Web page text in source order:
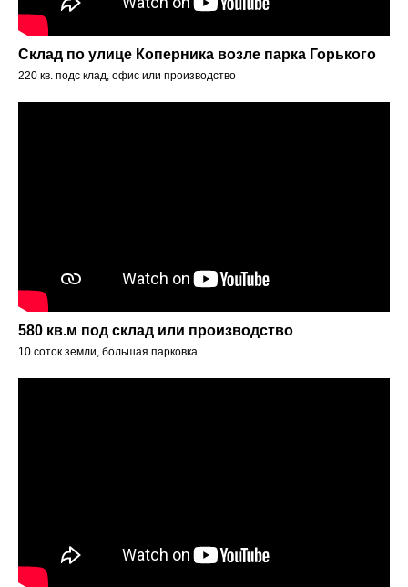
Склад по улице Коперника возле парка Горького
220 кв. подс клад, офис или производство
580 кв.м под склад или производство
10 соток земли, большая парковка